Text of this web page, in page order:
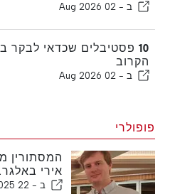
ב - 02 Aug 2026
10 פסטיבלים שכדאי לבקר
הקרוב
ב - 02 Aug 2026
פופולרי
המסתורין
אירי
ב - 22 Aug 2025